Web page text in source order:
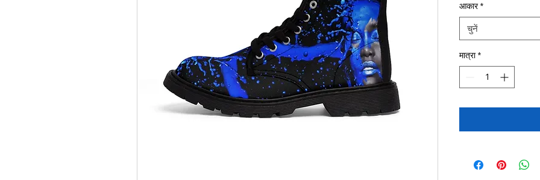
आकार *
चुनें
मात्रा *